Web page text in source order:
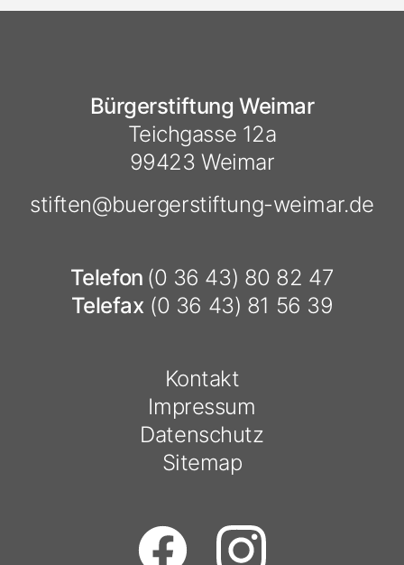
Bürgerstiftung Weimar
Teichgasse 12a
99423 Weimar
stiften@buergerstiftung-weimar.de
Telefon (0 36 43) 80 82 47
Telefax (0 36 43) 81 56 39
Kontakt
Impressum
Datenschutz
Sitemap